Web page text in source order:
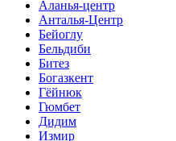
Аланья-центр
Анталья-Центр
Бейоглу
Бельдиби
Битез
Богазкент
Гёйнюк
Гюмбет
Дидим
Измир